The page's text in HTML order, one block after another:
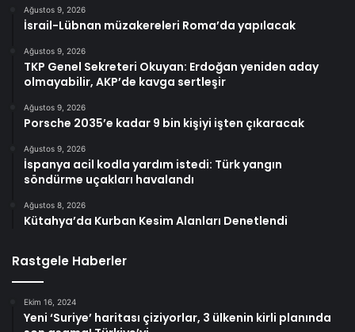
Ağustos 9, 2026
İsrail-Lübnan müzakereleri Roma’da yapılacak
Ağustos 9, 2026
TKP Genel Sekreteri Okuyan: Erdoğan yeniden aday
olmayabilir, AKP’de kavga sertleşir
Ağustos 9, 2026
Porsche 2035’e kadar 9 bin kişiyi işten çıkaracak
Ağustos 9, 2026
İspanya acil kodla yardım istedi: Türk yangın
söndürme uçakları havalandı
Ağustos 8, 2026
Kütahya’da Kurban Kesim Alanları Denetlendi
Rastgele Haberler
Ekim 16, 2024
Yeni ‘Suriye’ haritası çiziyorlar, 3 ülkenin kirli planında